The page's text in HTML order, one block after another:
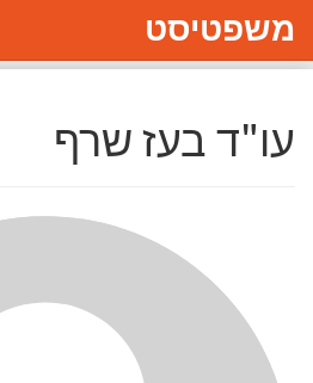
משפטיסט
עו"ד בעז שרף